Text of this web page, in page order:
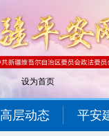
设为首页
高层动态 平安